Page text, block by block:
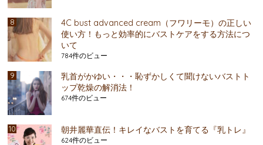
4C bust advanced cream（フワリーモ）の正しい
使い方！もっと効率的にバストケアをする方法につ
いて
784件のビュー
乳首がかゆい・・・恥ずかしくて聞けないバストト
ップ乾燥の解消法！
674件のビュー
朝井麗華直伝！キレイなバストを育てる『乳トレ』
624件のビュー